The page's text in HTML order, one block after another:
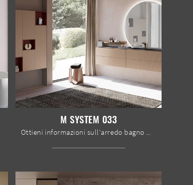
M SYSTEM 033